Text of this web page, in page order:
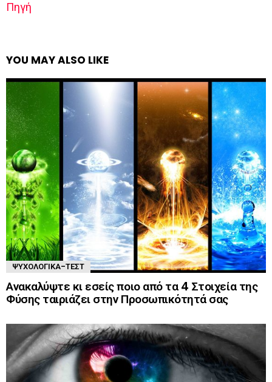
Πηγή
YOU MAY ALSO LIKE
ΨΥΧΟΛΟΓΙΚΆ-ΤΈΣΤ
Ανακαλύψτε κι εσείς ποιο από τα 4 Στοιχεία της
Φύσης ταιριάζει στην Προσωπικότητά σας